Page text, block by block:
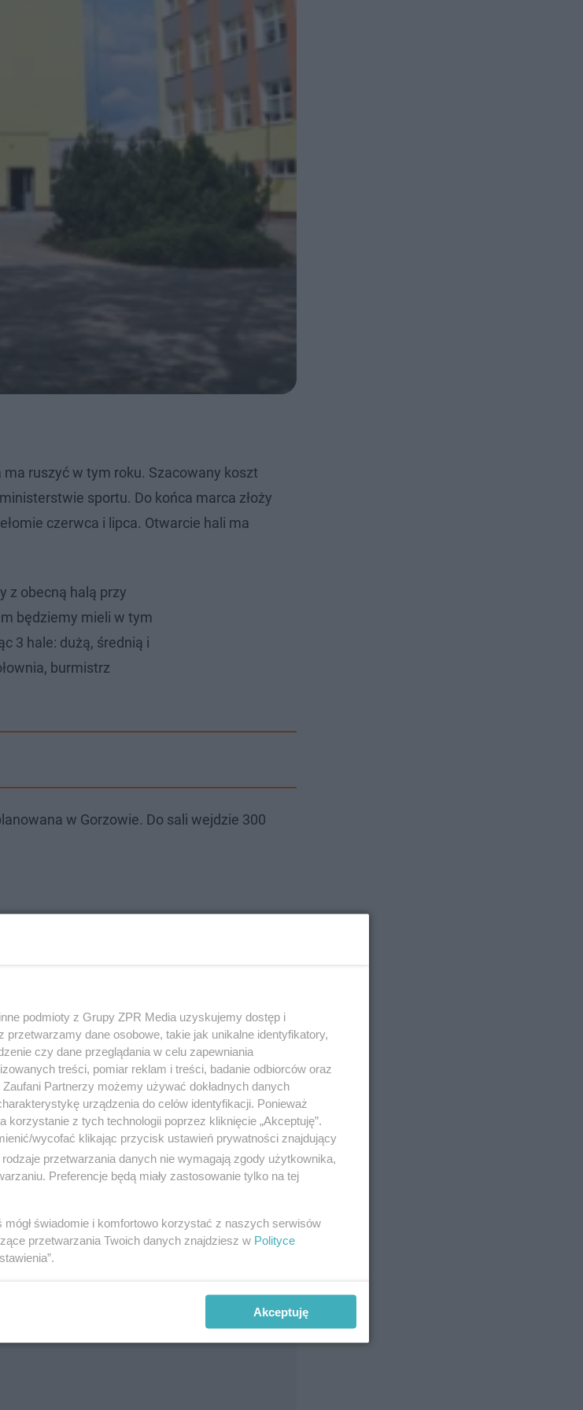
ruszyć w tym roku. Szacowany koszt
sportu. Do końca marca złoży
czerwca i lipca. Otwarcie hali ma
z obecną halą przy
będziemy mieli w tym
3 hale: dużą, średnią i
burmistrz
w Gorzowie. Do sali wejdzie 300
- sal sportowych - w Murzynowie i
[AUDIO i FOTO]
podmioty z Grupy ZPR Media uzyskujemy dostęp i
dane osobowe, takie jak unikalne identyfikatory,
czy dane przeglądania w celu zapewniania
treści, pomiar reklam i treści, badanie odbiorców oraz
Partnerzy możemy używać dokładnych danych
urządzenia do celów identyfikacji. Ponieważ
z tych technologii poprzez kliknięcie „Akceptuję”.
wycofać klikając przycisk ustawień prywatności znajdujący
rodzaje przetwarzania danych nie wymagają zgody użytkownika,
Preferencje będą miały zastosowanie tylko na tej
świadomie i komfortowo korzystać z naszych serwisów
przetwarzania Twoich danych znajdziesz w Polityce
Akceptuję